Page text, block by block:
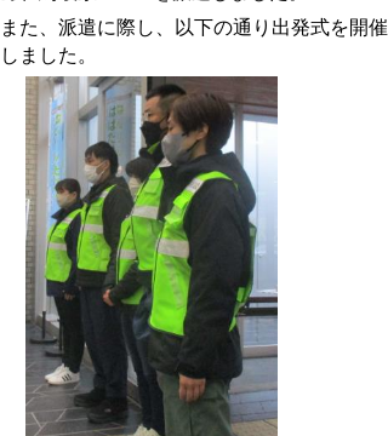
また、派遣に際し、以下の通り出発式を開催
しました。